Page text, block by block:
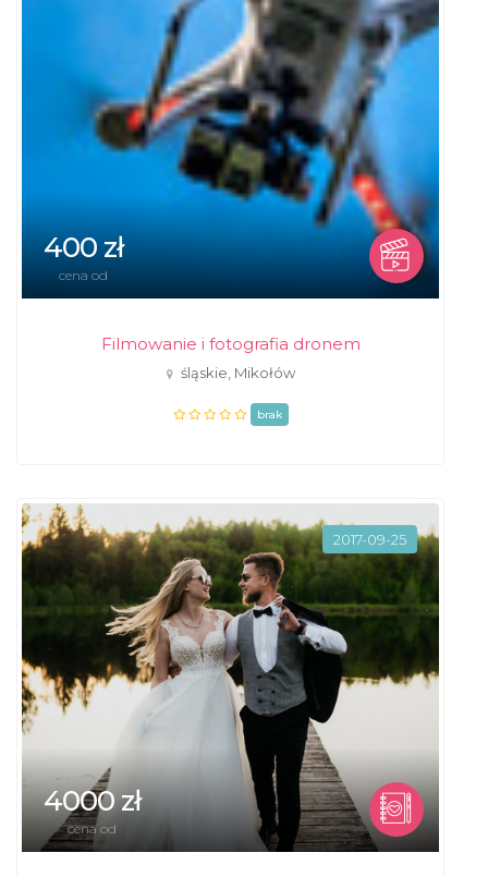
400 zł
cena od
Filmowanie i fotografia dronem
śląskie, Mikołów
brak
2017-09-25
4000 zł
cena od